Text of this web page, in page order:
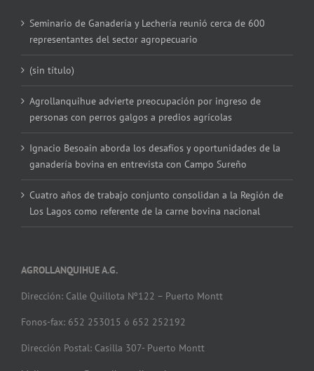
Seminario de Ganadería y Lechería reunió cerca de 600
representantes del sector agropecuario
(sin título)
Agrollanquihue advierte preocupación por ingreso de
personas con perros galgos a predios agrícolas
Ignacio Besoain aborda los desafíos y oportunidades de la
ganadería bovina en entrevista con Campo Sureño
Cuatro años de trabajo conjunto consolidan a la Región de
Los Lagos como referente de la carne bovina nacional
AGROLLANQUIHUE A.G.
Dirección: Calle Quillota Nº122 – Puerto Montt
Fonos-fax: 652 253015 ó 652 252192
Dirección Postal: Casilla 307- Puerto Montt